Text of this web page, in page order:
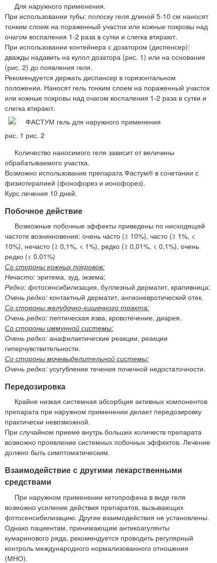
Для наружного применения.
При использовании тубы: полоску геля длиной 5-10 см наносят
тонким слоем на пораженный участок или кожные покровы над
очагом воспаления 1-2 раза в сутки и слегка втирают.
При использовании контейнера с дозатором (диспенсер):
дважды надавить на купол дозатора (рис. 1) или на основание
(рис. 2) до появления геля.
Рекомендуется держать диспансер в горизонтальном
положении. Наносят гель тонким слоем на пораженный участок
или кожные покровы над очагом воспаления 1-2 раза в сутки и
слегка втирают.
рис. 1 рис. 2
Количество наносимого геля зависит от величины
обрабатываемого участка.
Возможно использование препарата Фастум® в сочетании с
физиотерапией (фонофорез и ионофорез).
Курс лечения 10 дней.
Побочное действие
Возможные побочные эффекты приведены по нисходящей
частоте возникновения: очень часто (≥ 10%), часто (≥ 1%, <
10%), нечасто (≥ 0,1%, < 1%), редко (≥ 0,01%, < 0,1%), очень
редко (< 0,01%)
Со стороны кожных покровов:
Нечасто: эритема, зуд, экзема;
Редко: фотосенсибилизация, буллезный дерматит, крапивница;
Очень редко: контактный дерматит, ангионевротический отек.
Со стороны желудочно-кишечного тракта:
Очень редко: пептическая язва, кровотечение, диарея.
Со стороны иммунной системы:
Очень редко: анафилактические реакции, реакции
гиперчувствительности.
Со стороны мочевыделительной системы:
Очень редко: усугубление течения почечной недостаточности.
Передозировка
Крайне низкая системная абсорбция активных компонентов
препарата при наружном применении делает передозировку
практически невозможной.
При случайном приеме внутрь больших количеств препарата
возможно проявление системных побочных эффектов. Лечение
должно быть симптоматическим.
Взаимодействие с другими лекарственными
средствами
При наружном применении кетопрофена в виде геля
возможно усиление действия препаратов, вызывающих
фотосенсибилизацию. Другие взаимодействия не установлены.
Однако пациентам, принимающим антикоагулянты
кумаринового ряда, рекомендуется проводить регулярный
контроль международного нормализованного отношения
(МНО).